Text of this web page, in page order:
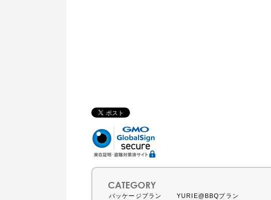
パッケージプラン
YURIE@BBQプラン